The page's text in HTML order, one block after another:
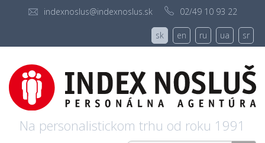
indexnoslus@indexnoslus.sk 02/49 10 93 22
sk en ru ua sr
Na personalistickom trhu od roku 1991